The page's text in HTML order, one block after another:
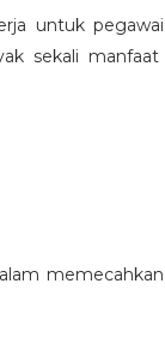
untuk pegawai
sekali manfaat
memecahkan